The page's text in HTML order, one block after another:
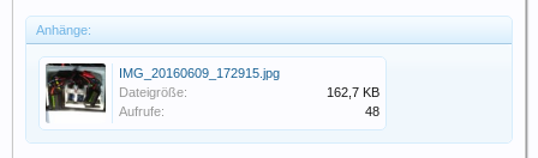
Anhänge:
IMG_20160609_172915.jpg
Dateigröße:
162,7 KB
Aufrufe:
48